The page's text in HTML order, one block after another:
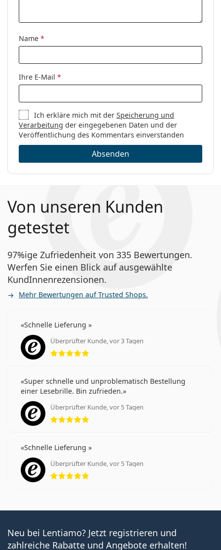
Name *
Ihre E-Mail *
Ich erkläre mich mit derSpeicherung und
Verarbeitung der eingegebenen Daten und der
Veröffentlichung des Kommentars einverstanden
Absenden
Von unseren Kunden
getestet
97%ige Zufriedenheit von 335 Bewertungen.
Werfen Sie einen Blick auf ausgewählte
KundInnenrezensionen.
Mehr Bewertungen auf Trusted Shops.
Schnelle Lieferung
Überprüfter Kunde, vor 3 Tagen
Bewertung 5 aus 5
Super schnelle und unproblematisch Bestellung
einer Lesebrille. Bin zufrieden.
Überprüfter Kunde, vor 5 Tagen
Bewertung 5 aus 5
Schnelle Lieferung
Überprüfter Kunde, vor 5 Tagen
Bewertung 5 aus 5
Neu bei Lentiamo? Jetzt registrieren und
zahlreiche Rabatte und Angebote erhalten!